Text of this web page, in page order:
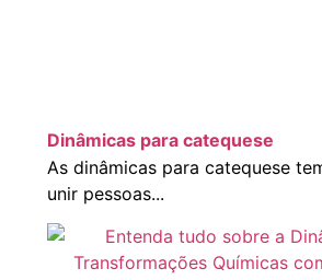
Dinâmicas para catequese
As dinâmicas para catequese
unir pessoas...